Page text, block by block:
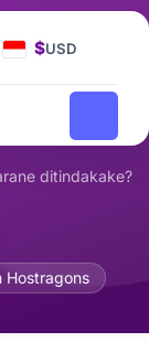
$USD
ditindakake?
Cara
Hostragons